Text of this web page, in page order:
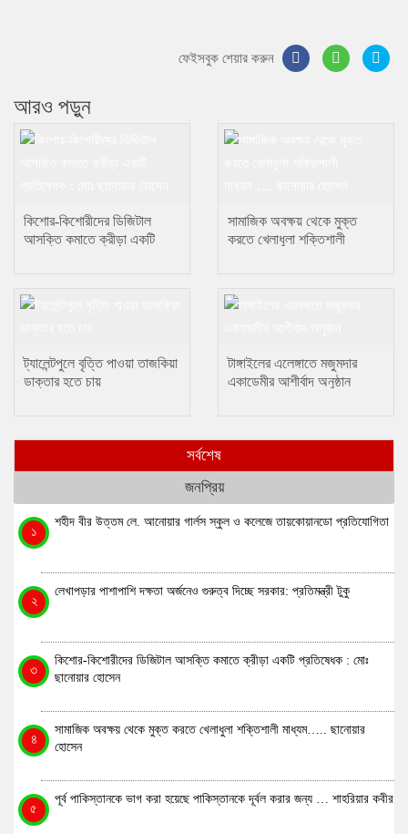
ফেইসবুক শেয়ার করুন
আরও পড়ুন
কিশোর-কিশোরীদের ডিজিটাল
আসক্তি কমাতে ক্রীড়া একটি
সামাজিক অবক্ষয় থেকে মুক্ত
করতে খেলাধুলা শক্তিশালী
ট্যালেন্টপুলে বৃত্তি পাওয়া তাজকিয়া
ডাক্তার হতে চায়
টাঙ্গাইলের এলেঙ্গাতে মজুমদার
একাডেমীর আশীর্বাদ অনুষ্ঠান
সর্বশেষ
জনপ্রিয়
১
শহীদ বীর উত্তম লে. আনোয়ার গার্লস স্কুল ও কলেজে তায়কোয়ানডো প্রতিযোগিতা
২
লেখাপড়ার পাশাপাশি দক্ষতা অর্জনেও গুরুত্ব দিচ্ছে সরকার: প্রতিমন্ত্রী টুকু
৩
কিশোর-কিশোরীদের ডিজিটাল আসক্তি কমাতে ক্রীড়া একটি প্রতিষেধক : মোঃ
ছানোয়ার হোসেন
৪
সামাজিক অবক্ষয় থেকে মুক্ত করতে খেলাধুলা শক্তিশালী মাধ্যম….. ছানোয়ার
হোসেন
৫
পূর্ব পাকিস্তানকে ভাগ করা হয়েছে পাকিস্তানকে দূর্বল করার জন্য … শাহরিয়ার কবীর